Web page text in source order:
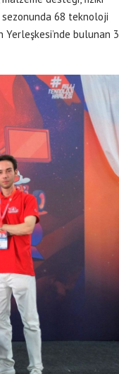
sezonunda 68 teknoloji
Yerleşkesi’nde bulunan 3